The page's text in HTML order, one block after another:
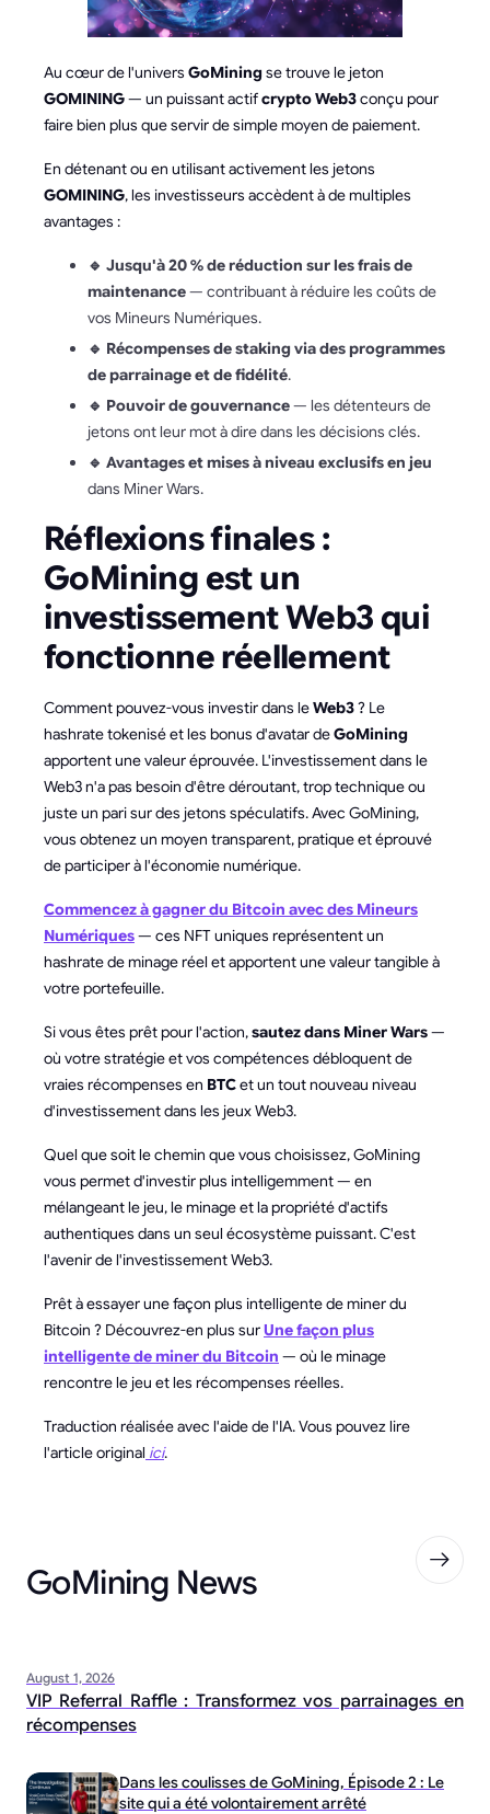
Au cœur de l'univers GoMiningse trouve le jeton
GOMINING— un puissant actifcrypto Web3conçu pour
faire bien plus que servir de simple moyen de paiement.
En détenant ou en utilisant activement les jetons
GOMINING, les investisseurs accèdent à de multiples
avantages :
🔹 Jusqu'à 20 % de réduction sur les frais de
maintenance— contribuant à réduire les coûts de
vos Mineurs Numériques.
🔹 Récompenses de staking via des programmes
de parrainage et de fidélité.
🔹 Pouvoir de gouvernance— les détenteurs de
jetons ont leur mot à dire dans les décisions clés.
🔹 Avantages et mises à niveau exclusifs en jeu
dans Miner Wars.
Réflexions finales :
GoMining est un
investissement Web3 qui
fonctionne réellement
Comment pouvez-vous investir dans leWeb3? Le
hashrate tokenisé et les bonus d'avatar deGoMining
apportent une valeur éprouvée. L'investissement dans le
Web3 n'a pas besoin d'être déroutant, trop technique ou
juste un pari sur des jetons spéculatifs. Avec GoMining,
vous obtenez un moyen transparent, pratique et éprouvé
de participer à l'économie numérique.
Commencez à gagner du Bitcoin avec des Mineurs
Numériques— ces NFT uniques représentent un
hashrate de minage réel et apportent une valeur tangible à
votre portefeuille.
Si vous êtes prêt pour l'action,sautez dans Miner Wars—
où votre stratégie et vos compétences débloquent de
vraies récompenses en BTCet un tout nouveau niveau
d'investissement dans les jeux Web3.
Quel que soit le chemin que vous choisissez, GoMining
vous permet d'investir plus intelligemment — en
mélangeant le jeu, le minage et la propriété d'actifs
authentiques dans un seul écosystème puissant. C'est
l'avenir de l'investissement Web3.
Prêt à essayer une façon plus intelligente de miner du
Bitcoin ? Découvrez-en plus surUne façon plus
intelligente de miner du Bitcoin — où le minage
rencontre le jeu et les récompenses réelles.
Traduction réalisée avec l'aide de l'IA. Vous pouvez lire
l'article original ici.
GoMining News
August 1, 2026
VIP Referral Raffle : Transformez vos parrainages en
récompenses
Dans les coulisses de GoMining, Épisode 2 : Le
site qui a été volontairement arrêté